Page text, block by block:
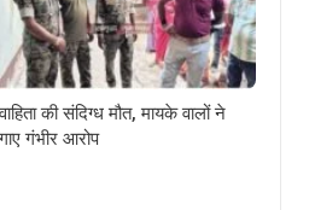
की संदिग्ध मौत, मायके वालों ने
गंभीर आरोप